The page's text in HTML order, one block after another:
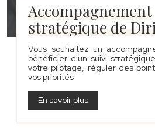
Accompagnement
stratégique de
Vous souhaitez un
bénéficier d'un suivi
votre pilotage, réguler des
vos priorités
En savoir plus